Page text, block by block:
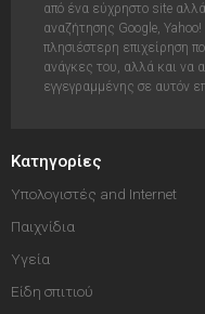
από ένα εύχρηστο site
αναζήτησης Google,
πλησιέστερη επιχείρηση
ανάγκες του, αλλά και να
εγγεγραμμένης σε αυτόν
Κατηγορίες
Υπολογιστές and Internet
Παιχνίδια
Υγεία
Είδη σπιτιού